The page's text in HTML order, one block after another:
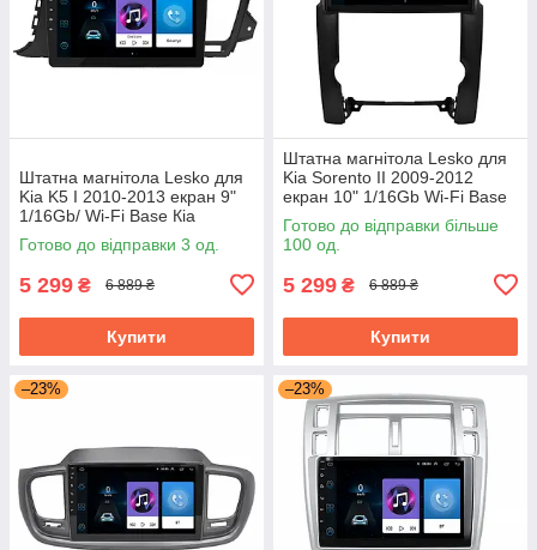
Штатна магнітола Lesko для
Kia K5 I 2010-2013 екран 9"
1/16Gb/ Wi-Fi Base Кіа
Готово до відправки 3 од.
5 299 ₴ 6 889 ₴
Купити
Штатна магнітола Lesko для
Kia Sorento II 2009-2012
екран 10" 1/16Gb Wi-Fi Base
GPS Android Кіа
Готово до відправки більше
100 од.
5 299 ₴ 6 889 ₴
Купити
–23% –23%